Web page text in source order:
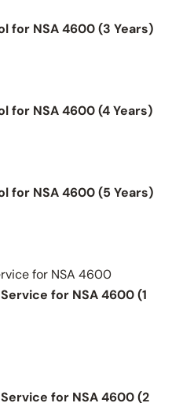
for NSA 4600 (3 Years)
for NSA 4600 (4 Years)
for NSA 4600 (5 Years)
for NSA 4600
for NSA 4600 (1
for NSA 4600 (2